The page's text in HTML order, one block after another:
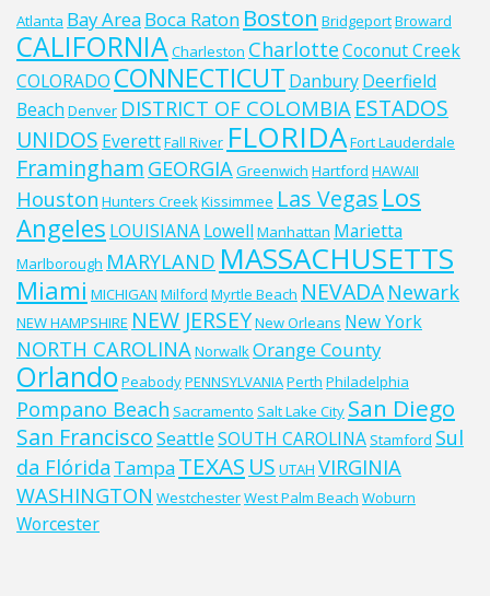
Atlanta Bay AreaBoca Raton Boston BridgeportBroward
CALIFORNIA Charleston CharlotteCoconut Creek
COLORADO CONNECTICUT DanburyDeerfield
Beach Denver DISTRICT OF COLOMBIA ESTADOS
UNIDOS EverettFall River FLORIDAFort Lauderdale
Framingham GEORGIA Greenwich Hartford HAWAII
Houston Hunters Creek Kissimmee Las Vegas Los
Angeles LOUISIANALowell Manhattan Marietta
Marlborough MARYLAND MASSACHUSETTS
Miami MICHIGAN Milford Myrtle Beach NEVADA Newark
NEW HAMPSHIRE NEW JERSEYNew Orleans New York
NORTH CAROLINA Norwalk Orange County
Orlando PeabodyPENNSYLVANIAPerth Philadelphia
Pompano Beach Sacramento Salt Lake City San Diego
San FranciscoSeattleSOUTH CAROLINA Stamford Sul
da Flórida TampaTEXAS US UTAH VIRGINIA
WASHINGTON WestchesterWest Palm Beach Woburn
Worcester